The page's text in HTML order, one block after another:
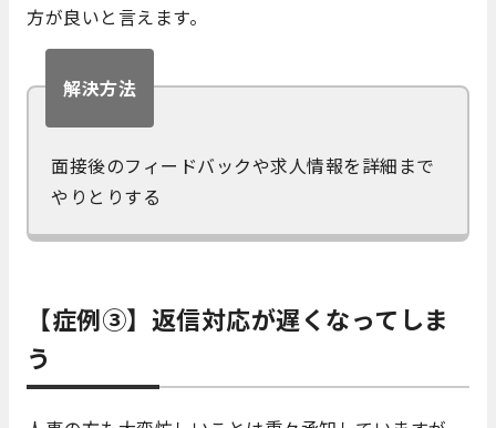
方が良いと言えます。
解決方法
面接後のフィードバックや求人情報を詳細まで
やりとりする
【症例③】返信対応が遅くなってしま
う